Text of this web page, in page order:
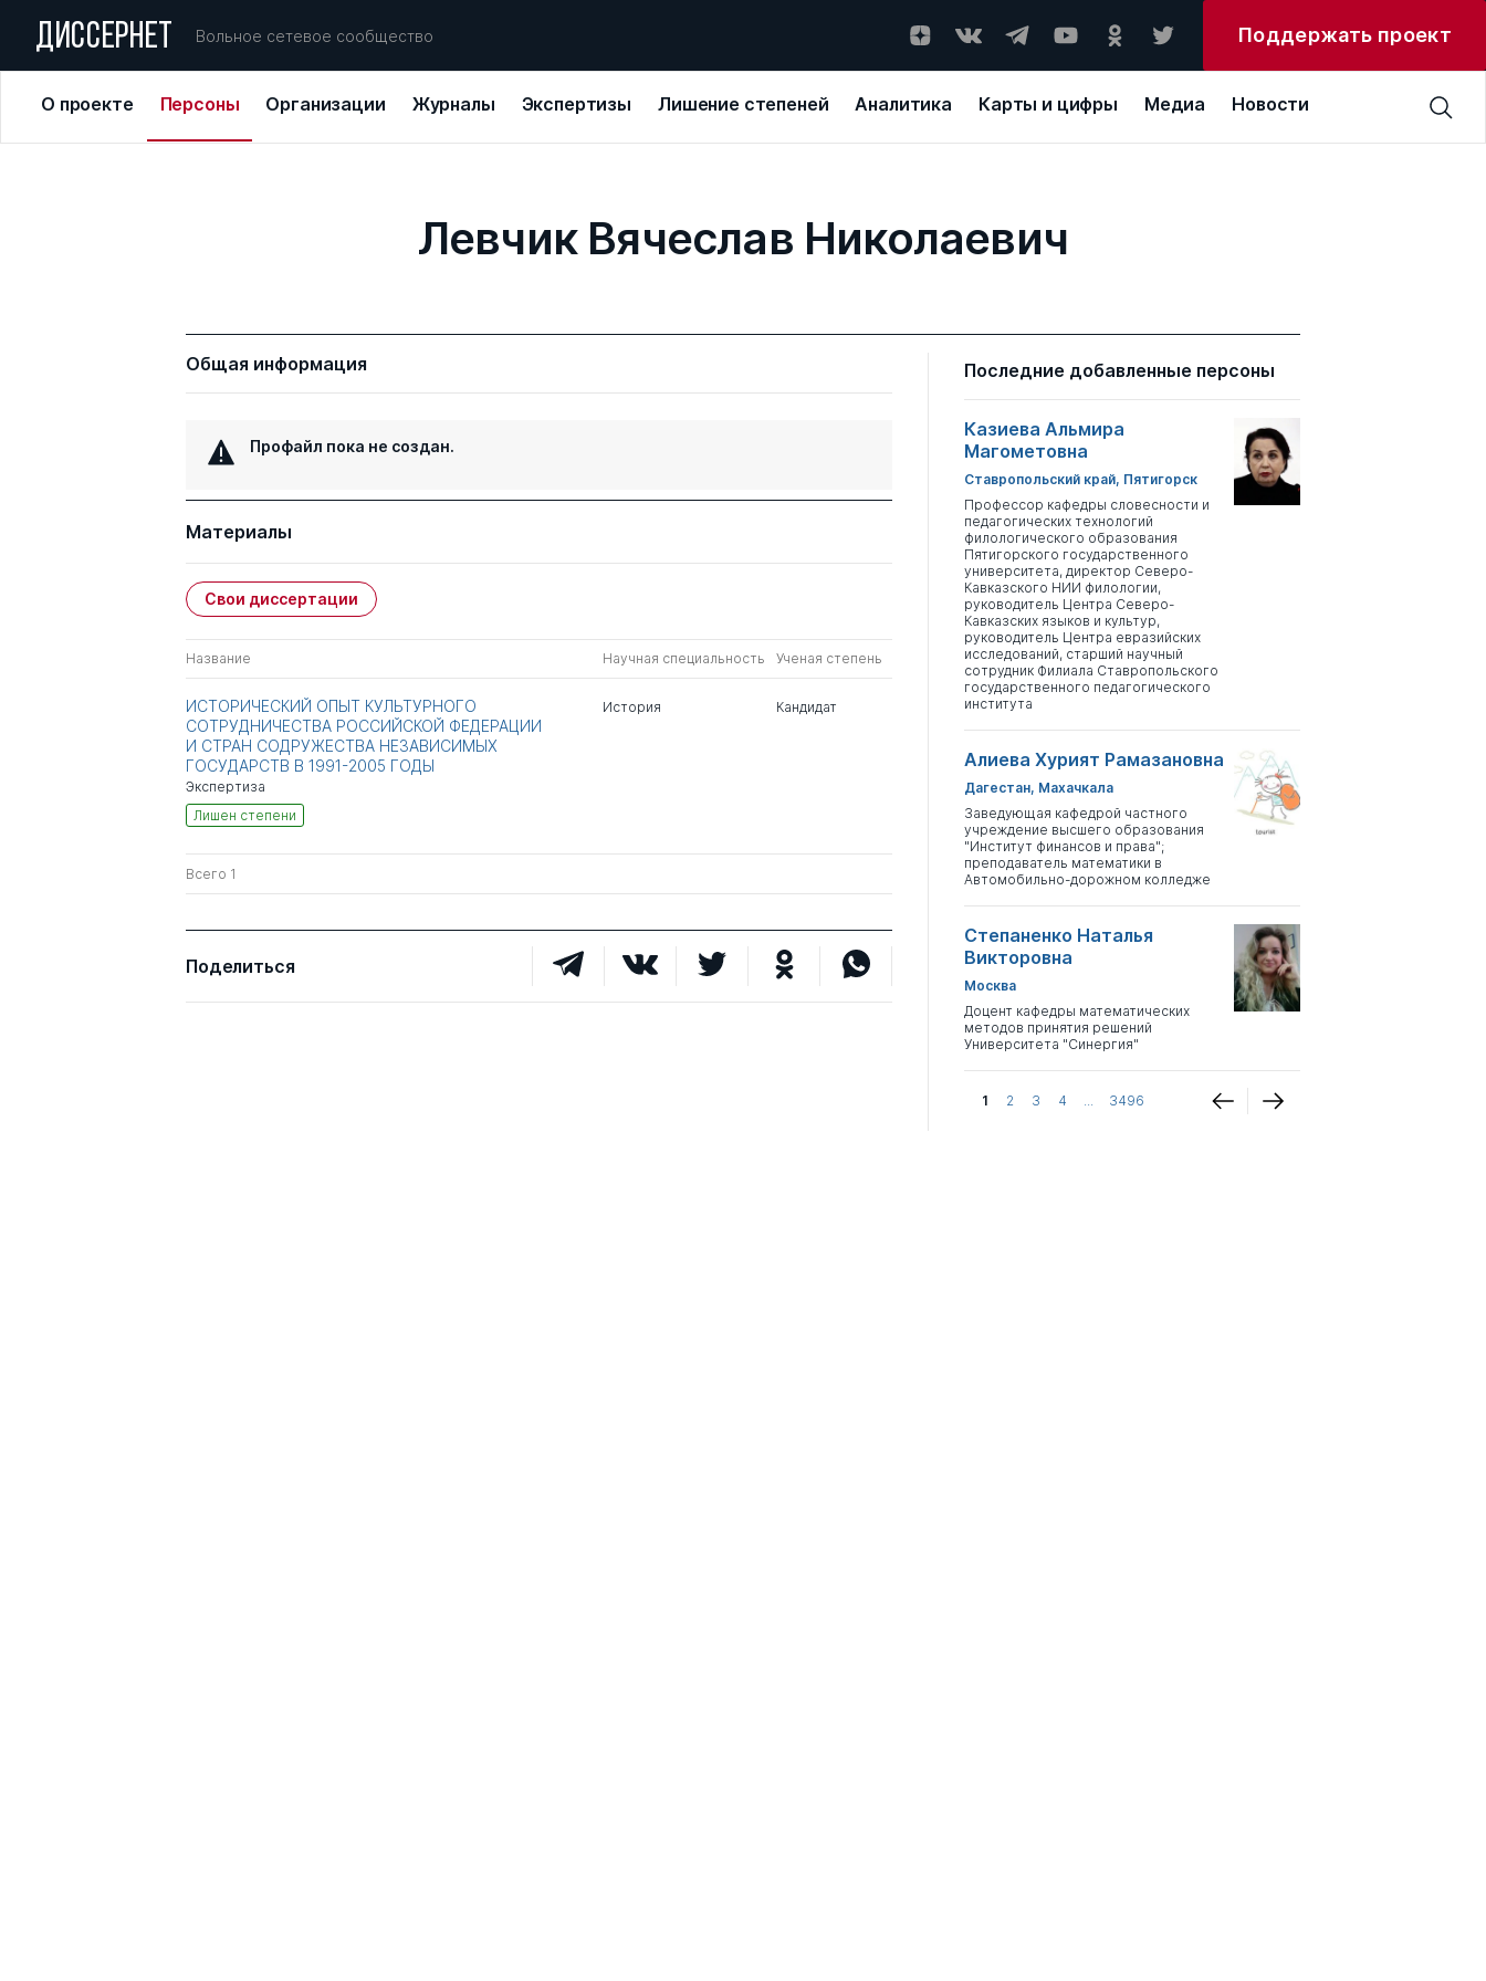
ДИССЕРНЕТ Вольное сетевое сообщество Поддержать проект
О проекте Персоны Организации Журналы Экспертизы Лишение степеней Аналитика Карты и цифры Медиа Новости
Левчик Вячеслав Николаевич
Общая информация
Профайл пока не создан.
Материалы
Свои диссертации
Название Научная специальность Ученая степень
ИСТОРИЧЕСКИЙ ОПЫТ КУЛЬТУРНОГО
СОТРУДНИЧЕСТВА РОССИЙСКОЙ ФЕДЕРАЦИИ
И СТРАН СОДРУЖЕСТВА НЕЗАВИСИМЫХ
ГОСУДАРСТВ В 1991-2005 ГОДЫ
Экспертиза
Лишен степени
История Кандидат
Всего 1
Поделиться
Последние добавленные персоны
Казиева Альмира
Магометовна
Ставропольский край, Пятигорск
Профессор кафедры словесности и
педагогических технологий
филологического образования
Пятигорского государственного
университета, директор Северо-
Кавказского НИИ филологии,
руководитель Центра Северо-
Кавказских языков и культур,
руководитель Центра евразийских
исследований, старший научный
сотрудник Филиала Ставропольского
государственного педагогического
института
Алиева Хурият Рамазановна
Дагестан, Махачкала
Заведующая кафедрой частного
учреждение высшего образования
"Институт финансов и права";
преподаватель математики в
Автомобильно-дорожном колледже
Степаненко Наталья
Викторовна
Москва
Доцент кафедры математических
методов принятия решений
Университета "Синергия"
1 2 3 4 ... 3496